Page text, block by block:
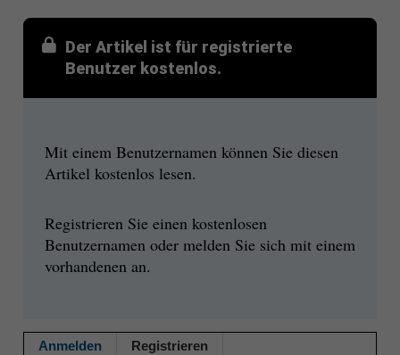
Der Artikel ist für registrierte
Benutzer kostenlos.
Mit einem Benutzernamen können Sie diesen
Artikel kostenlos lesen.
Registrieren Sie einen kostenlosen
Benutzernamen oder melden Sie sich mit einem
vorhandenen an.
Anmelden Registrieren